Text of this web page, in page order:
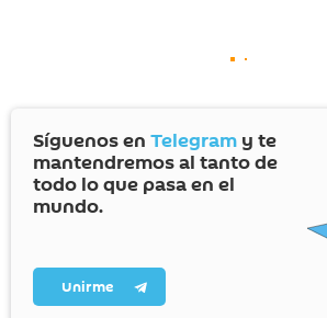
Síguenos en Telegram y te
mantendremos al tanto de
todo lo que pasa en el
mundo.
Unirme